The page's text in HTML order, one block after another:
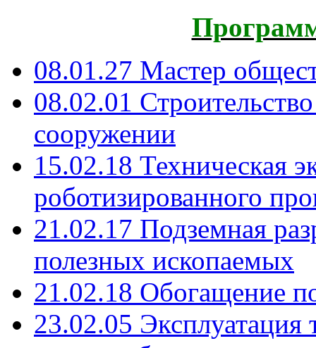
08.01.27 Мастер
08.02.01
сооружении
15.02.18 Техническая
роботизированного
21.02.17 Подземная
полезных ископаемых
21.02.18 Обогащение
23.02.05 Эксплуатация